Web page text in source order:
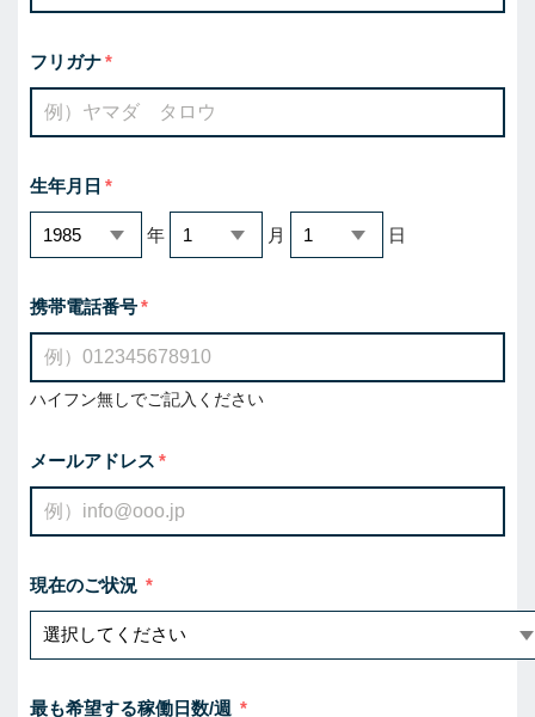
フリガナ
生年月日
年 月 日
携帯電話番号
ハイフン無しでご記入ください
メールアドレス
現在のご状況
最も希望する稼働日数/週